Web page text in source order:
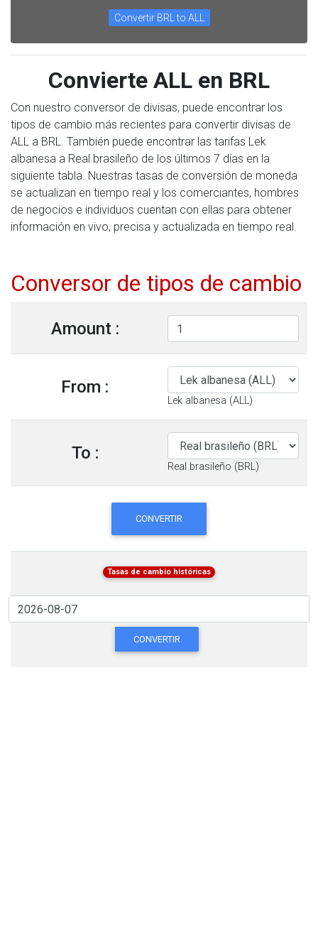
Convertir BRL to ALL
Convierte ALL en BRL
Con nuestro conversor de divisas, puede encontrar los
tipos de cambio más recientes para convertir divisas de
ALL a BRL. También puede encontrar las tarifas Lek
albanesa a Real brasileño de los últimos 7 días en la
siguiente tabla. Nuestras tasas de conversión de moneda
se actualizan en tiempo real y los comerciantes, hombres
de negocios e individuos cuentan con ellas para obtener
información en vivo, precisa y actualizada en tiempo real.
Conversor de tipos de cambio
Amount :
From :
Lek albanesa (ALL)
To :
Real brasileño (BRL)
CONVERTIR
Tasas de cambio históricas
CONVERTIR